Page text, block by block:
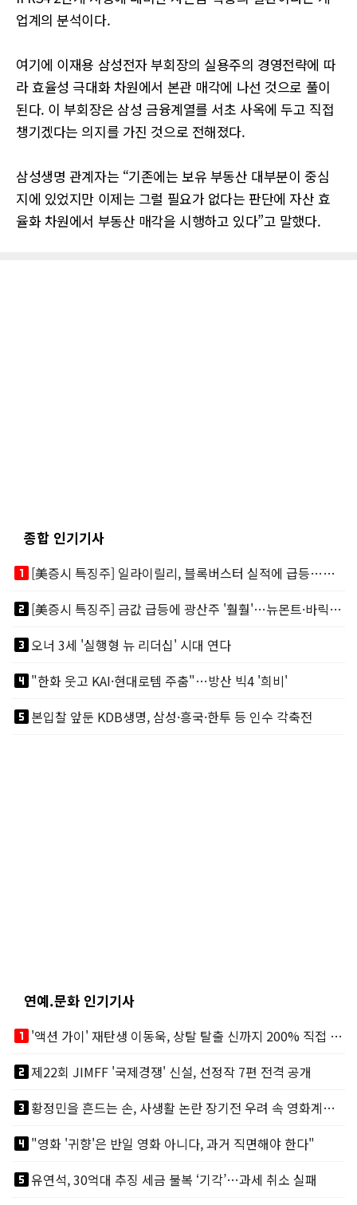
업계의 분석이다.
여기에 이재용 삼성전자 부회장의 실용주의 경영전략에 따
라 효율성 극대화 차원에서 본관 매각에 나선 것으로 풀이
된다. 이 부회장은 삼성 금융계열를 서초 사옥에 두고 직접
챙기겠다는 의지를 가진 것으로 전해졌다.
삼성생명 관계자는 “기존에는 보유 부동산 대부분이 중심
지에 있었지만 이제는 그럴 필요가 없다는 판단에 자산 효
율화 차원에서 부동산 매각을 시행하고 있다”고 말했다.
종합 인기기사
looks_one
[美증시 특징주] 일라이릴리, 블록버스터 실적에 급등…마운자로 매출 폭발
looks_two
[美증시 특징주] 금값 급등에 광산주 '훨훨'…뉴몬트·바릭마이닝 주도
looks_3오너 3세 '실행형 뉴 리더십' 시대 연다
looks_4"한화 웃고 KAI·현대로템 주춤"…방산 빅4 '희비'
looks_5본입찰 앞둔 KDB생명, 삼성·흥국·한투 등 인수 각축전
연예.문화 인기기사
looks_one
'액션 가이' 재탄생 이동욱, 상탈 탈출 신까지 200% 직접 소화
looks_two제22회 JIMFF '국제경쟁' 신설, 선정작 7편 전격 공개
looks_3
황정민을 흔드는 손, 사생활 논란 장기전 우려 속 영화계도 리스크
looks_4"영화 '귀향'은 반일 영화 아니다, 과거 직면해야 한다"
looks_5유연석, 30억대 추징 세금 불복 ‘기각’…과세 취소 실패